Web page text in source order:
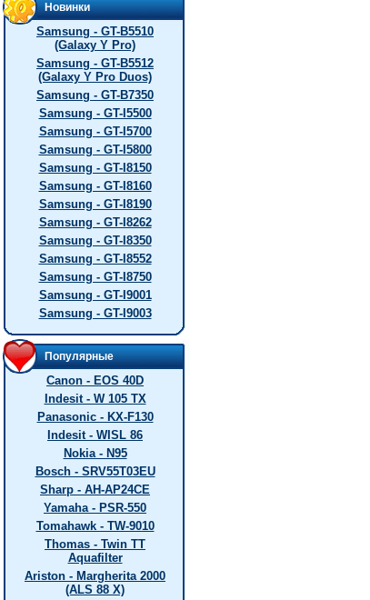
Новинки
Samsung - GT-B5510
(Galaxy Y Pro)
Samsung - GT-B5512
(Galaxy Y Pro Duos)
Samsung - GT-B7350
Samsung - GT-I5500
Samsung - GT-I5700
Samsung - GT-I5800
Samsung - GT-I8150
Samsung - GT-I8160
Samsung - GT-I8190
Samsung - GT-I8262
Samsung - GT-I8350
Samsung - GT-I8552
Samsung - GT-I8750
Samsung - GT-I9001
Samsung - GT-I9003
Популярные
Canon - EOS 40D
Indesit - W 105 TX
Panasonic - KX-F130
Indesit - WISL 86
Nokia - N95
Bosch - SRV55T03EU
Sharp - AH-AP24CE
Yamaha - PSR-550
Tomahawk - TW-9010
Thomas - Twin TT
Aquafilter
Ariston - Margherita 2000
(ALS 88 X)